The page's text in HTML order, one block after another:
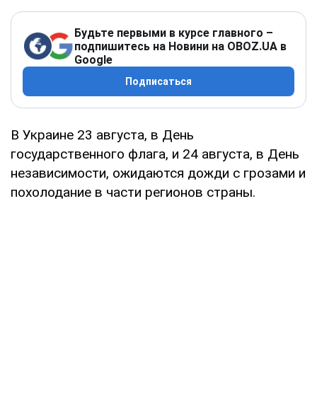
Будьте первыми в курсе главного –
подпишитесь на Новини на OBOZ.UA в
Google
Подписаться
В Украине 23 августа, в День
государственного флага, и 24 августа, в День
независимости, ожидаются дожди с грозами и
похолодание в части регионов страны.